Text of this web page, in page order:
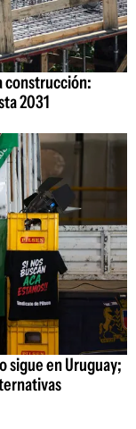
construcción:
2031
sigue en Uruguay;